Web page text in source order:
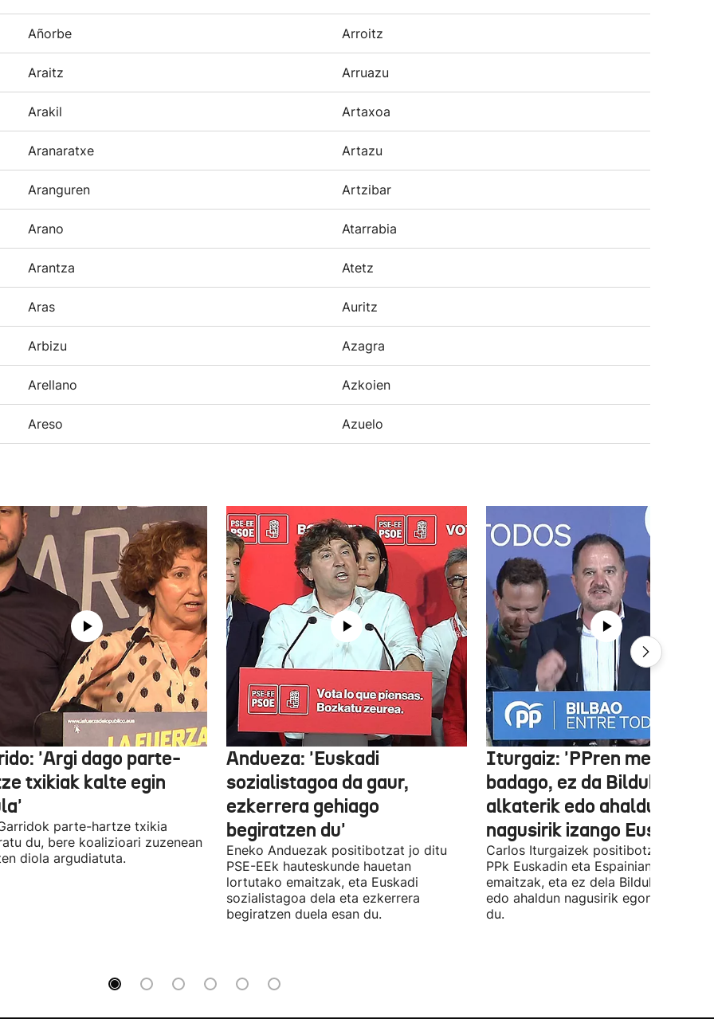
Añorbe Arroitz
Araitz Arruazu
Arakil Artaxoa
Aranaratxe Artazu
Aranguren Artzibar
Arano Atarrabia
Arantza Atetz
Aras Auritz
Arbizu Azagra
Arellano Azkoien
Areso Azuelo
'Argi dago parte-
txikiak kalte egin
parte-hartze txikia
du, bere koalizioari zuzenean
diola argudiatuta.
Andueza: 'Euskadi
sozialistagoa da gaur,
ezkerrera gehiago
begiratzen du'
Eneko Anduezak positibotzat jo ditu
PSE-EEk hauteskunde hauetan
lortutako emaitzak, eta Euskadi
sozialistagoa dela eta ezkerrera
begiratzen duela esan du.
Iturgaiz: 'PPren menpe
badago, ez da Bilduko
alkaterik edo ahaldun
nagusirik izango Euskadin'
Carlos Iturgaizek positibotzat jo ditu
PPk Euskadin eta Espainian lortutako
emaitzak, eta ez dela Bilduko
edo ahaldun nagusirik egongo
du.